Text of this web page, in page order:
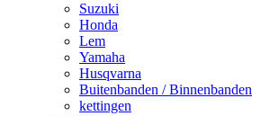
Suzuki
Honda
Lem
Yamaha
Husqvarna
Buitenbanden / Binnenbanden
kettingen